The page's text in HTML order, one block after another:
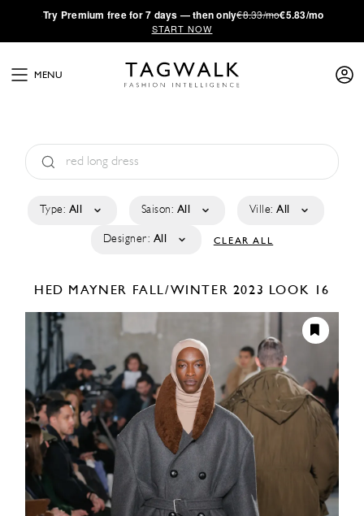
·Try Premium free for 7 days — then only€8.33/mo€5.83/mo
START NOW
MENU
Type: All Saison: All Ville: All
Designer: All CLEAR ALL
HED MAYNER FALL/WINTER 2023 LOOK 16